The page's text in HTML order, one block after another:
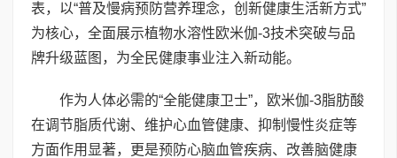
表，以“普及慢病预防营养理念，创新健康生活新方式”
为核心，全面展示植物水溶性欧米伽-3技术突破与品
牌升级蓝图，为全民健康事业注入新动能。
作为人体必需的“全能健康卫士”，欧米伽-3脂肪酸
在调节脂质代谢、维护心血管健康、抑制慢性炎症等
方面作用显著，更是预防心脑血管疾病、改善脑健康